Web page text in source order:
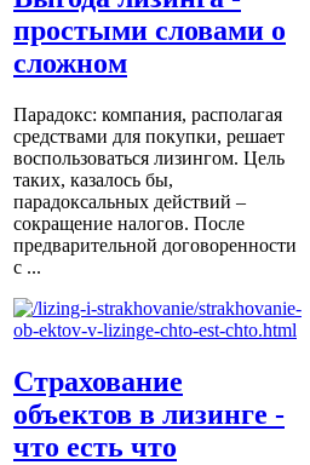
простыми словами о
сложном
Парадокс: компания, располагая
средствами для покупки, решает
воспользоваться лизингом. Цель
таких, казалось бы,
парадоксальных действий –
сокращение налогов. После
предварительной договоренности
с ...
Страхование
объектов в лизинге -
что есть что